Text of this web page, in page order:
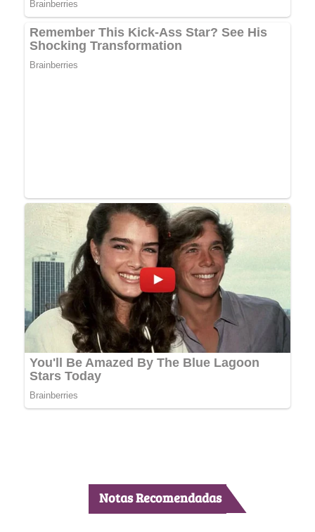
Notas Recomendadas